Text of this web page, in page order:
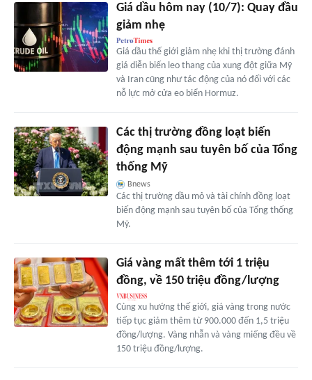
Giá dầu hôm nay (10/7): Quay đầu
giảm nhẹ
Giá dầu thế giới giảm nhẹ khi thị trường đánh
giá diễn biến leo thang của xung đột giữa Mỹ
và Iran cũng như tác động của nó đối với các
nỗ lực mở cửa eo biển Hormuz.
Các thị trường đồng loạt biến
động mạnh sau tuyên bố của Tổng
thống Mỹ
Bnews
Các thị trường dầu mỏ và tài chính đồng loạt
biến động mạnh sau tuyên bố của Tổng thống
Mỹ.
Giá vàng mất thêm tới 1 triệu
đồng, về 150 triệu đồng/lượng
Cùng xu hướng thế giới, giá vàng trong nước
tiếp tục giảm thêm từ 900.000 đến 1,5 triệu
đồng/lượng. Vàng nhẫn và vàng miếng đều về
150 triệu đồng/lượng.